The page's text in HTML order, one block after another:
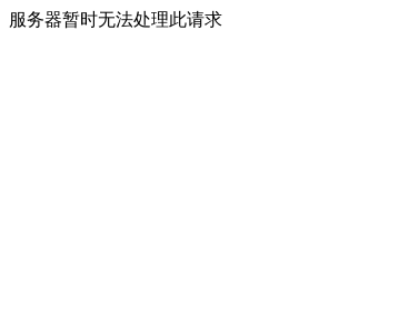
服务器暂时无法处理此请求